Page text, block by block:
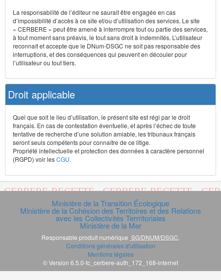
La responsabilité de l’éditeur ne saurait être engagée en cas
d’impossibilité d’accès à ce site et/ou d’utilisation des services. Le site
« CERBERE » peut être amené à interrompre tout ou partie des services,
à tout moment sans préavis, le tout sans droit à indemnités. L’utilisateur
reconnaît et accepte que le DNum-DSGC ne soit pas responsable des
interruptions, et des conséquences qui peuvent en découler pour
l’utilisateur ou tout tiers.
Droit applicable
Quel que soit le lieu d’utilisation, le présent site est régi par le droit
français. En cas de contestation éventuelle, et après l’échec de toute
tentative de recherche d’une solution amiable, les tribunaux français
seront seuls compétents pour connaître de ce litige.
Propriété intellectuelle et protection des données à caractère personnel
(RGPD) voir lesCGU.
Ministère de la Transition Écologique
Ministère de la Cohésion des Territoires et des Relations
avec les Collectivités Terrritoriales
Ministère de la Mer
Responsable produit numérique SG/DNUM/DSGC
Conditions générales d'utilisation
Mentions légales
© Version 6.5.0-tc_cerbere-auth_172_168-internet